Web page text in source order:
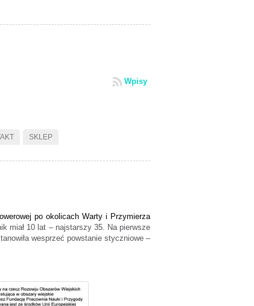
Wpisy
SKLEP
po okolicach Warty i Przymierza
miał 10 lat – najstarszy 35. Na pierwsze
wesprzeć powstanie styczniowe –